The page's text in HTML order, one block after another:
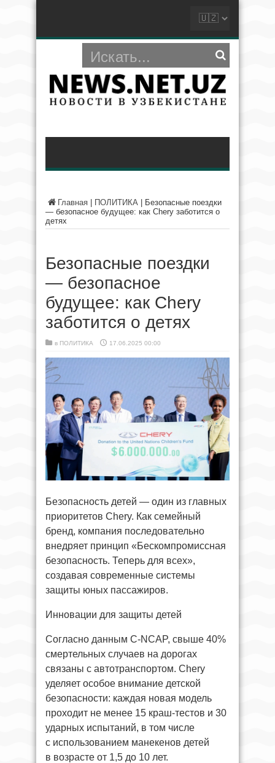
Главная ПОЛИТИКА
Безопасные поездки
— безопасное будущее: как Chery заботится о
детях
Безопасные поездки
— безопасное
будущее: как Chery
заботится о детях
в ПОЛИТИКА 17.06.2025 00:00
Безопасность детей — один из главных
приоритетов Chery. Как семейный
бренд, компания последовательно
внедряет принцип «Бескомпромиссная
безопасность. Теперь для всех»,
создавая современные системы
защиты юных пассажиров.
Инновации для защиты детей
Согласно данным C-NCAP, свыше 40%
смертельных случаев на дорогах
связаны с автотранспортом. Chery
уделяет особое внимание детской
безопасности: каждая новая модель
проходит не менее 15 краш-тестов и 30
ударных испытаний, в том числе
с использованием манекенов детей
в возрасте от 1,5 до 10 лет.